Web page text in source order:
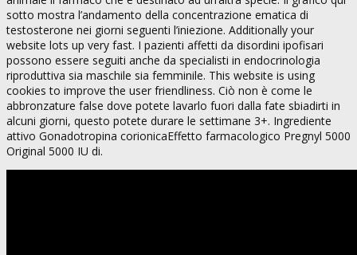
sotto mostra l’andamento della concentrazione ematica di
testosterone nei giorni seguenti l’iniezione. Additionally your
website lots up very fast. I pazienti affetti da disordini ipofisari
possono essere seguiti anche da specialisti in endocrinologia
riproduttiva sia maschile sia femminile. This website is using
cookies to improve the user friendliness. Ciò non è come le
abbronzature false dove potete lavarlo fuori dalla fate sbiadirti in
alcuni giorni, questo potete durare le settimane 3+. Ingrediente
attivo Gonadotropina corionicaEffetto farmacologico Pregnyl 5000
Original 5000 IU di.